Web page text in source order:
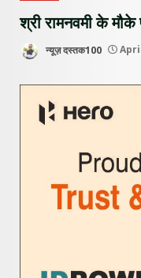
श्री रामनवमी के मौके
न्यूज़ दस्तक100